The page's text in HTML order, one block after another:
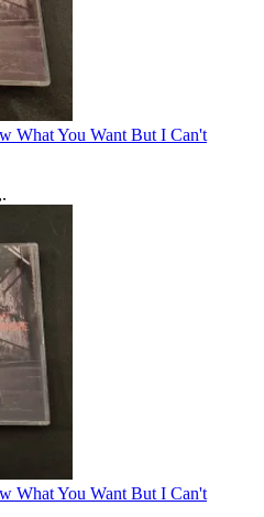
What You Want But I Can't
.
What You Want But I Can't